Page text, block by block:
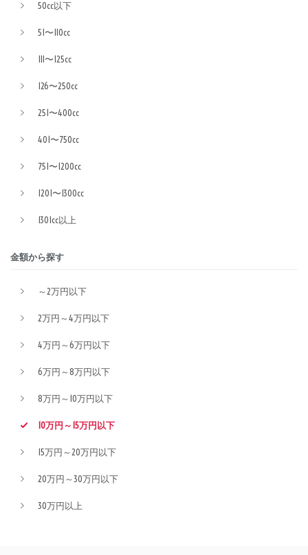
50cc以下
51〜110cc
111〜125cc
126〜250cc
251〜400cc
401〜750cc
751〜1200cc
1201〜1300cc
1301cc以上
金額から探す
～2万円以下
2万円～4万円以下
4万円～6万円以下
6万円～8万円以下
8万円～10万円以下
10万円～15万円以下
15万円～20万円以下
20万円～30万円以下
30万円以上